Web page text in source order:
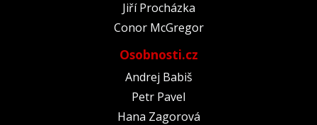
Jiří Procházka
Conor McGregor
Osobnosti.cz
Andrej Babiš
Petr Pavel
Hana Zagorová